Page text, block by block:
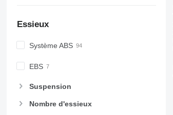
Essieux
Système ABS
EBS
Suspension
Nombre d'essieux